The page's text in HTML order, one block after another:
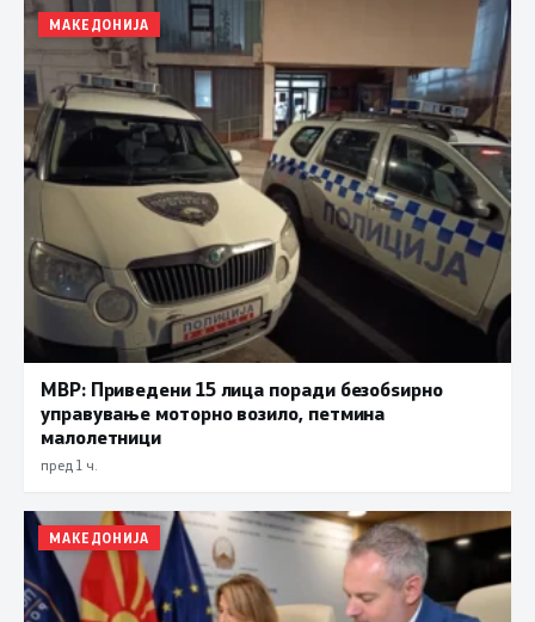
МАКЕДОНИЈА
МВР: Приведени 15 лица поради безобѕирно
управување моторно возило, петмина
малолетници
пред 1 ч.
МАКЕДОНИЈА